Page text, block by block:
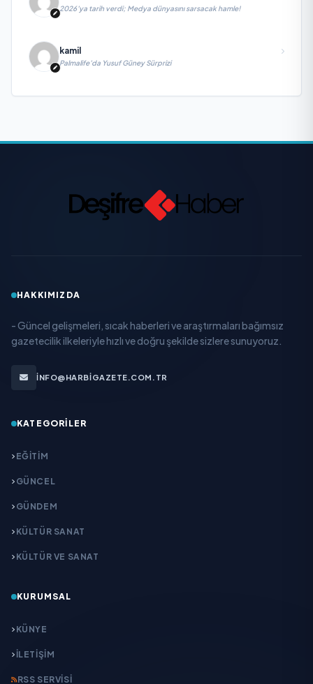
2026’ya tarih verdi; Medya dünyasını sarsacak hamle!
kamil
Palmalife’da Yusuf Güney Sürprizi
HAKKIMIZDA
- Güncel gelişmeleri, sıcak haberleri ve araştırmaları bağımsız
gazetecilik ilkeleriyle hızlı ve doğru şekilde sizlere sunuyoruz.
INFO@HARBIGAZETE.COM.TR
KATEGORILER
EĞITIM
GÜNCEL
GÜNDEM
KÜLTÜR SANAT
KÜLTÜR VE SANAT
KURUMSAL
KÜNYE
İLETIŞIM
RSS SERVISI